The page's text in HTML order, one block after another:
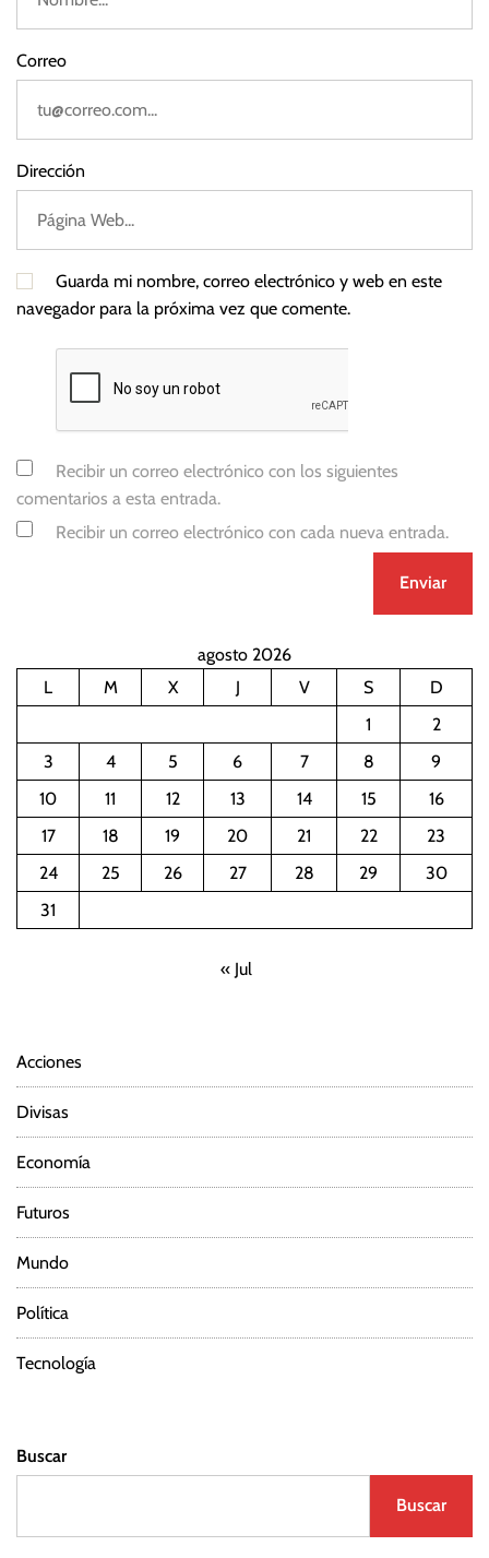
U
n
E
p
Correo
Dirección
Guarda mi nombre, correo electrónico y web en este
navegador para la próxima vez que comente.
Recibir un correo electrónico con los siguientes
comentarios a esta entrada.
Recibir un correo electrónico con cada nueva entrada.
agosto 2026
L
M X J V S
D
1
2
3
4 5 6 7 8
9
10
11 12 13 14 15
16
17
18 19 20 21 22
23
24
25 26 27 28 29
30
31
« Jul
Acciones
Divisas
Economía
Futuros
Mundo
Política
Tecnología
Buscar
Buscar